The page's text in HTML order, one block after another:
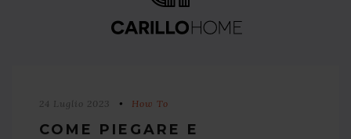
INTERIOR DESIGN TRENDS
NEWS24 Luglio 2023 How To
COME PIEGARE E